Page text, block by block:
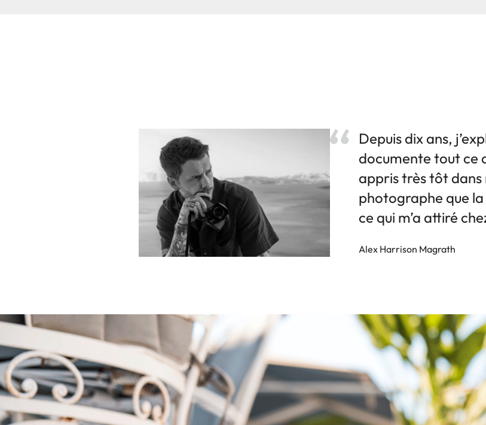
Depuis dix ans,
documente tout ce
appris très tôt
photographe que la
ce qui m’a attiré
Alex Harrison Magrath